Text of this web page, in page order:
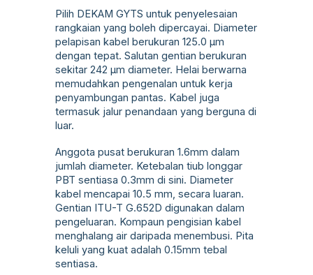
Pilih DEKAM GYTS untuk penyelesaian
rangkaian yang boleh dipercayai. Diameter
pelapisan kabel berukuran 125.0 µm
dengan tepat. Salutan gentian berukuran
sekitar 242 µm diameter. Helai berwarna
memudahkan pengenalan untuk kerja
penyambungan pantas. Kabel juga
termasuk jalur penandaan yang berguna di
luar.
Anggota pusat berukuran 1.6mm dalam
jumlah diameter. Ketebalan tiub longgar
PBT sentiasa 0.3mm di sini. Diameter
kabel mencapai 10.5 mm, secara luaran.
Gentian ITU-T G.652D digunakan dalam
pengeluaran. Kompaun pengisian kabel
menghalang air daripada menembusi. Pita
keluli yang kuat adalah 0.15mm tebal
sentiasa.